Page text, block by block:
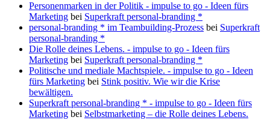
Personenmarken in der Politik - impulse to go - Ideen fürs
Marketing bei Superkraft personal-branding *
personal-branding * im Teambuilding-Prozess bei Superkraft
personal-branding *
Die Rolle deines Lebens. - impulse to go - Ideen fürs
Marketing bei Superkraft personal-branding *
Politische und mediale Machtspiele. - impulse to go - Ideen
fürs Marketing bei Stink positiv. Wie wir die Krise
bewältigen.
Superkraft personal-branding * - impulse to go - Ideen fürs
Marketing bei Selbstmarketing – die Rolle deines Lebens.